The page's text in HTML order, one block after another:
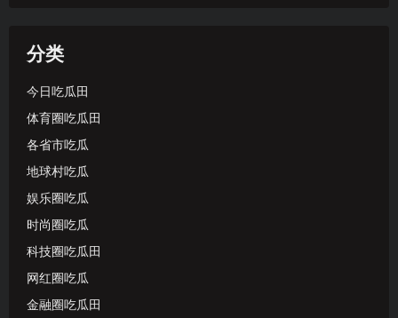
分类
今日吃瓜田
体育圈吃瓜田
各省市吃瓜
地球村吃瓜
娱乐圈吃瓜
时尚圈吃瓜
科技圈吃瓜田
网红圈吃瓜
金融圈吃瓜田